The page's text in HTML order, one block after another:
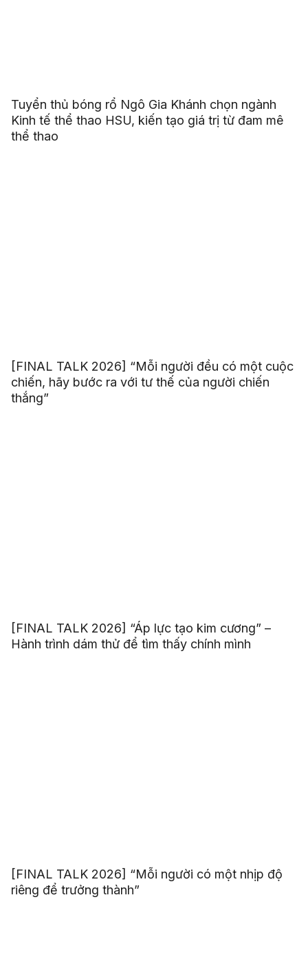
Tuyển thủ bóng rổ Ngô Gia Khánh chọn ngành
Kinh tế thể thao HSU, kiến tạo giá trị từ đam mê
thể thao
[FINAL TALK 2026] “Mỗi người đều có một cuộc
chiến, hãy bước ra với tư thế của người chiến
thắng”
[FINAL TALK 2026] “Áp lực tạo kim cương” –
Hành trình dám thử để tìm thấy chính mình
[FINAL TALK 2026] “Mỗi người có một nhịp độ
riêng để trưởng thành”